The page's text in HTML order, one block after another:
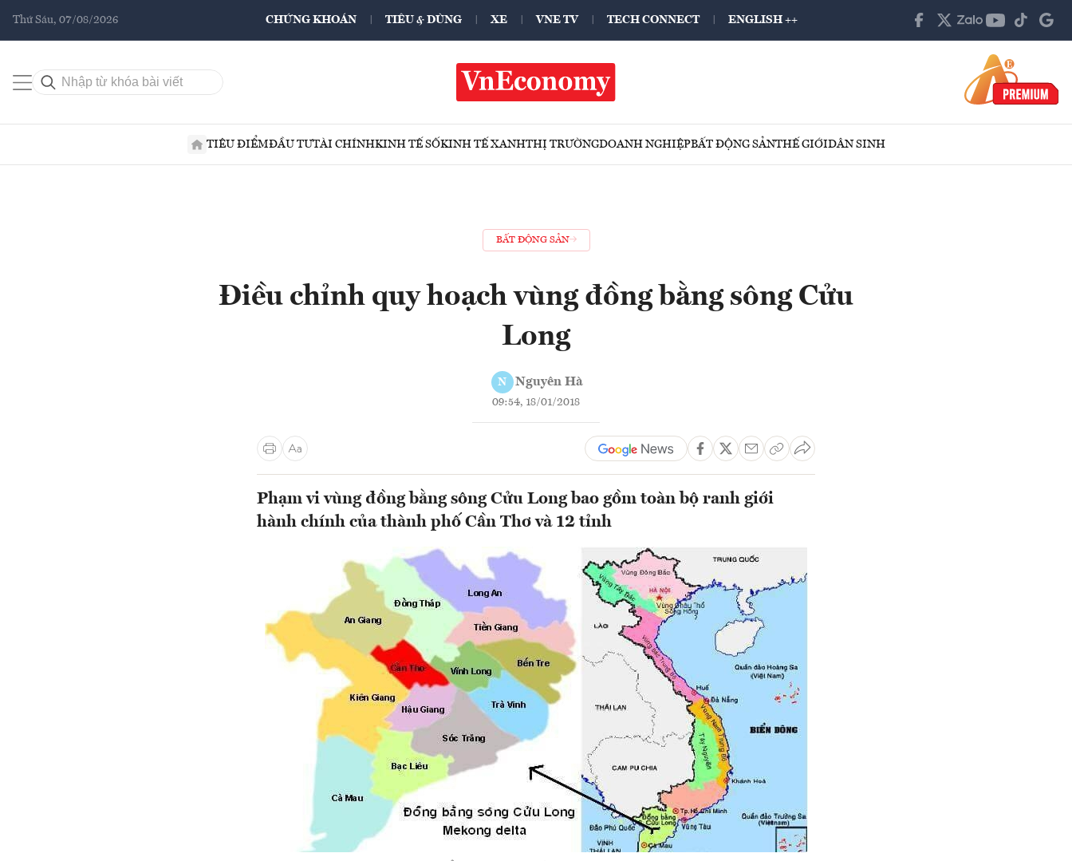
Thứ Sáu, 07/08/2026 CHỨNG KHOÁN TIÊU & DÙNG XE VNE TV TECH CONNECT ENGLISH ++
TIÊU ĐIỂMĐẦU TƯTÀI CHÍNHKINH TẾ SỐKINH TẾ XANHTHỊ TRƯỜNGDOANH NGHIỆPBẤT ĐỘNG SẢNTHẾ GIỚIDÂN SINH
BẤT ĐỘNG SẢN
Điều chỉnh quy hoạch vùng đồng bằng sông Cửu
Long
N Nguyên Hà
09:54, 18/01/2018
Phạm vi vùng đồng bằng sông Cửu Long bao gồm toàn bộ ranh giới
hành chính của thành phố Cần Thơ và 12 tỉnh